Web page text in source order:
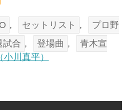
, セットリスト ,
プロ野
試合 , 登場曲 ,
青木宣
川真平）